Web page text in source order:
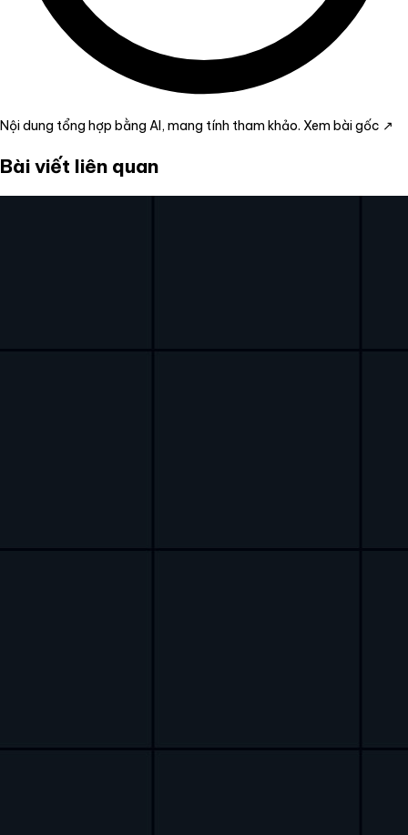
Nội dung tổng hợp bằng AI, mang tính tham khảo. Xem bài gốc ↗
Bài viết liên quan